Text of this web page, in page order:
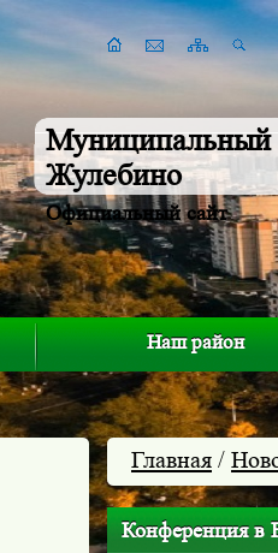
Муниципальный
Жулебино
Официальный сайт
Наш район
Главная /
Конференция в